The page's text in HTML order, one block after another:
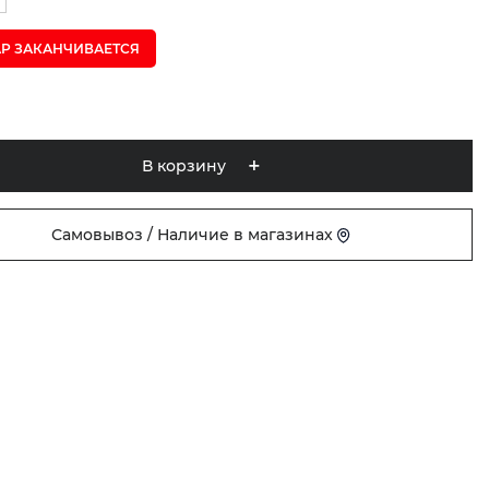
ЗАКАНЧИВАЕТСЯ
В корзину
Самовывоз / Наличие в магазинах